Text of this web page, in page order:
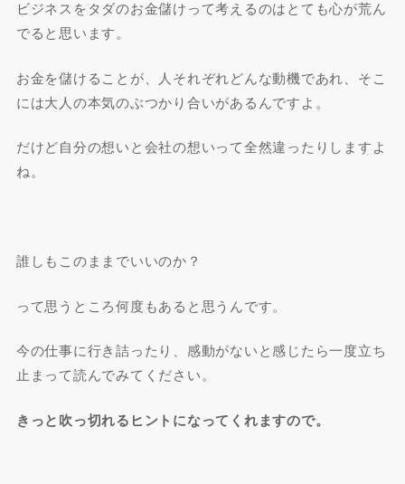
ビジネスをタダのお金儲けって考えるのはとても心が荒ん
でると思います。
お金を儲けることが、人それぞれどんな動機であれ、そこ
には大人の本気のぶつかり合いがあるんですよ。
だけど自分の想いと会社の想いって全然違ったりしますよ
ね。
誰しもこのままでいいのか？
って思うところ何度もあると思うんです。
今の仕事に行き詰ったり、感動がないと感じたら一度立ち
止まって読んでみてください。
きっと吹っ切れるヒントになってくれますので。